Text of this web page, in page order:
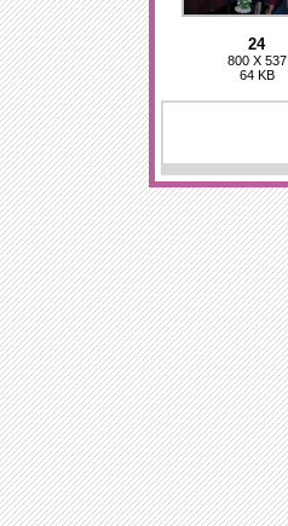
24
800 X 537
64 KB